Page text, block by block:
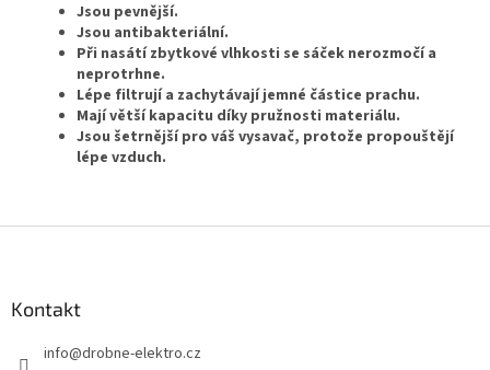
Jsou pevnější.
Jsou antibakteriální.
Při nasátí zbytkové vlhkosti se sáček nerozmočí a
neprotrhne.
Lépe filtrují a zachytávají jemné částice prachu.
Mají větší kapacitu díky pružnosti materiálu.
Jsou šetrnější pro váš vysavač, protože propouštějí
lépe vzduch.
Kontakt
info@drobne-elektro.cz